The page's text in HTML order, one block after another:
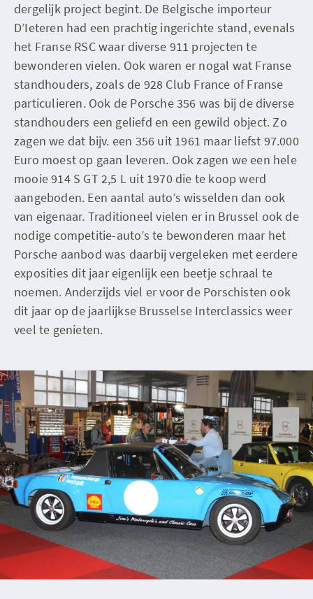
dergelijk project begint. De Belgische importeur
D’Ieteren had een prachtig ingerichte stand, evenals
het Franse RSC waar diverse 911 projecten te
bewonderen vielen. Ook waren er nogal wat Franse
standhouders, zoals de 928 Club France of Franse
particulieren. Ook de Porsche 356 was bij de diverse
standhouders een geliefd en een gewild object. Zo
zagen we dat bijv. een 356 uit 1961 maar liefst 97.000
Euro moest op gaan leveren. Ook zagen we een hele
mooie 914 S GT 2,5 L uit 1970 die te koop werd
aangeboden. Een aantal auto’s wisselden dan ook
van eigenaar. Traditioneel vielen er in Brussel ook de
nodige competitie-auto’s te bewonderen maar het
Porsche aanbod was daarbij vergeleken met eerdere
exposities dit jaar eigenlijk een beetje schraal te
noemen. Anderzijds viel er voor de Porschisten ook
dit jaar op de jaarlijkse Brusselse Interclassics weer
veel te genieten.